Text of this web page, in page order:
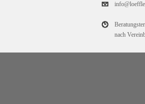
nach